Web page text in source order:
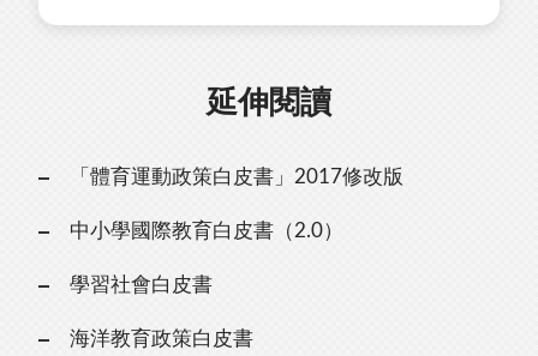
延伸閱讀
「體育運動政策白皮書」2017修改版
中小學國際教育白皮書（2.0）
學習社會白皮書
海洋教育政策白皮書